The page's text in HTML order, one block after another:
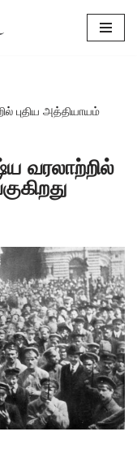
புதிய அத்தியாயம்
வரலாற்றில்